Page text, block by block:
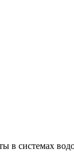
в системах